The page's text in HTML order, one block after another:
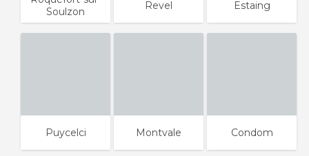
Soulzon
Revel Estaing
Puycelci Montvale Condom